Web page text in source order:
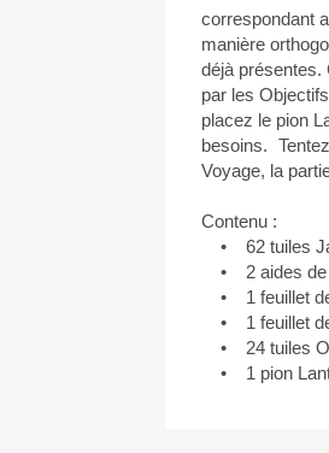
correspondant
manière
déjà présentes.
par les
placez le pion
besoins.
Voyage, la
Contenu :
• 62 tuiles
• 2 aides de
• 1 feuillet
• 1 feuillet
• 24 tuiles
• 1 pion